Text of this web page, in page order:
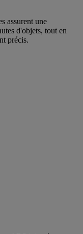
assurent une
d'objets, tout en
précis.